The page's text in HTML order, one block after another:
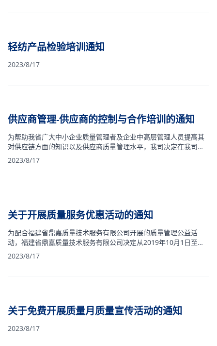
轻纺产品检验培训通知
2023/8/17
供应商管理-供应商的控制与合作培训的通知
为帮助我省广大中小企业质量管理者及企业中高层管理人员提高其
对供应链方面的知识以及供应商质量管理水平，我司决定在我司的
网络平台上开展针对企业的供应链和供应商管理、质量管理方面的
讲座，望各有关单位接此通知后积极组织有关人员参加。
2023/8/17
关于开展质量服务优惠活动的通知
为配合福建省鼎嘉质量技术服务有限公司开展的质量管理公益活
动，福建省鼎嘉质量技术服务有限公司决定从2019年10月1日至
2020年9月30日，对中小企业的产品质量检查提供服务优惠活动，
按照优惠包干价格（包含验货费用和差旅费或验厂费用和差旅费）
2023/8/17
关于免费开展质量月质量宣传活动的通知
2023/8/17